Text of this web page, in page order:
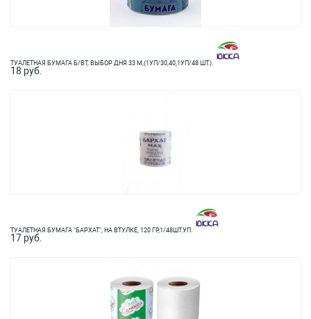
ТУАЛЕТНАЯ БУМАГА Б/ВТ, ВЫБОР ДНЯ 33 М,(1УП/30,40,1УП/48 ШТ.).
18 руб.
ТУАЛЕТНАЯ БУМАГА "БАРХАТ", НА ВТУЛКЕ, 120 ГР,1/48ШТ.УП.
17 руб.